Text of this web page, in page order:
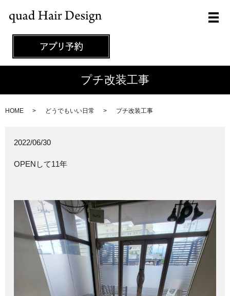
メ
プチ改装工事
HOME どうでもいい日常 プチ改装工事
2022/06/30
OPENして11年